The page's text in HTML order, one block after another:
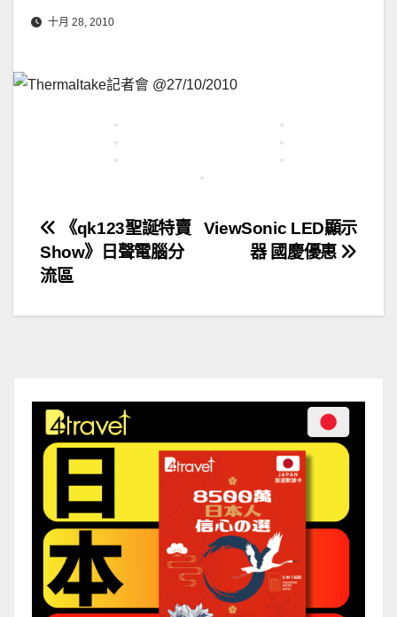
十月 28, 2010
文
章
導
ViewSonic LED顯示
器 國慶優惠
《qk123聖誕特賣
Show》日聲電腦分
流區